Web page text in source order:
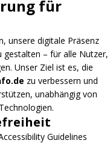
für
unsere digitale Präsenz
gestalten – für alle Nutzer,
Unser Ziel ist es, die
zu verbessern und
unabhängig von
Guidelines